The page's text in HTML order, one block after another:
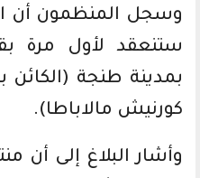
ستنعقد لأول مرة
بمدينة طنجة
كورنيش مالاباطا).
وأشار البلاغ إلى أن